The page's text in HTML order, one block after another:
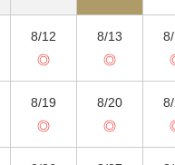
8/12
◎
8/13
◎
8/19
◎
8/20
◎